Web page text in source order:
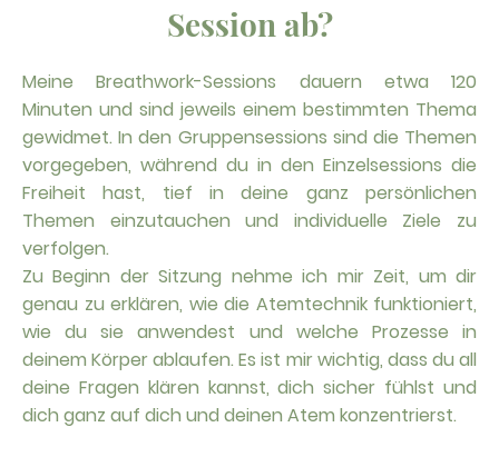
Meine Breathwork-Sessions dauern etwa 120
Minuten und sind jeweils einem bestimmten Thema
gewidmet. In den Gruppensessions sind die Themen
vorgegeben, während du in den Einzelsessions die
Freiheit hast, tief in deine ganz persönlichen
Themen einzutauchen und individuelle Ziele zu
verfolgen.
Zu Beginn der Sitzung nehme ich mir Zeit, um dir
genau zu erklären, wie die Atemtechnik funktioniert,
wie du sie anwendest und welche Prozesse in
deinem Körper ablaufen. Es ist mir wichtig, dass du all
deine Fragen klären kannst, dich sicher fühlst und
dich ganz auf dich und deinen Atem konzentrierst.
Session ab?